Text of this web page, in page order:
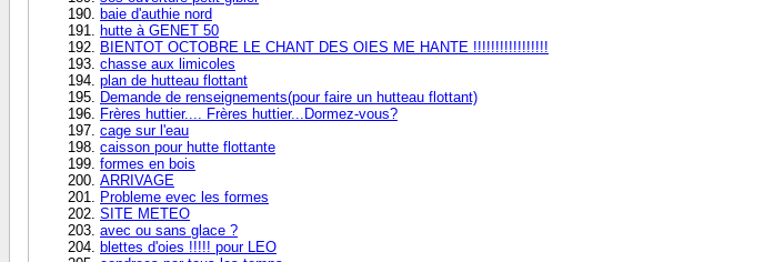
baie d'authie nord
hutte à GENET 50
BIENTOT OCTOBRE LE CHANT DES OIES ME HANTE !!!!!!!!!!!!!!!!!
chasse aux limicoles
plan de hutteau flottant
Demande de renseignements(pour faire un hutteau flottant)
Frères huttier.... Frères huttier...Dormez-vous?
cage sur l'eau
caisson pour hutte flottante
formes en bois
ARRIVAGE
Probleme evec les formes
SITE METEO
avec ou sans glace ?
blettes d'oies !!!!! pour LEO